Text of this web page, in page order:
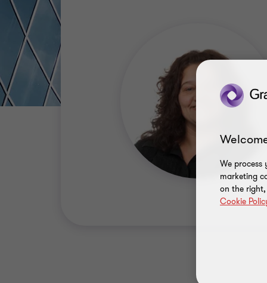
We process
marketing
on the
Cookie